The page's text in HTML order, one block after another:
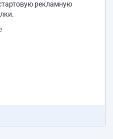
рекламную